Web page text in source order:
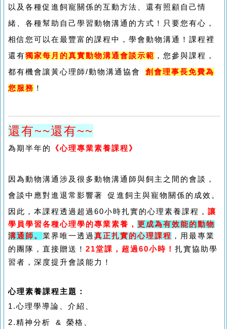
以及各種促進飼寵關係的互動方法、還有照顧自己情
緒、各種幫助自己學習動物溝通的方式！只要您有心，
相信您可以在最豐富的課程中，學會動物溝通！課程裡
還有獨家每月的真實動物溝通會談示範 ，您參與課程，
都有機會讓黃心理師/動物溝通協會 創會理事長免費為
您服務 ！
還有~~還有~~
為期半年的 《心理專業素養課程》
因為動物溝通涉及很多動物溝通師與飼主之間的會談，
會談中應對進退常影響著 促進飼主與寵物關係的成效。
因此，本課程透過超過60小時扎實的心理素養課程， 讓
學員學習各種心理學的專業素養， 更成為有效能的動物
溝通師。 業界唯一透過 真正扎實的心理課程 ，用最專業
的團隊，直接贈送！ 21堂課，超過60小時！ 扎實協助學
習者，深度提升會談能力！
心理素養課程主題：
1.心理學導論、介紹、
2.精神分析 & 榮格、